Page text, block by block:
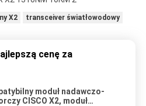
X2 transceiver światłowodowy
cenę za
moduł nadawczo-
CISCO X2, moduł